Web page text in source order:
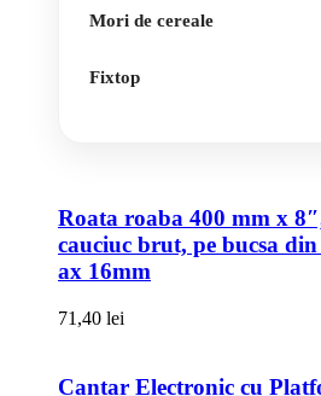
Mori de cereale
Fixtop
Roata roaba 400 mm x
cauciuc brut, pe bucsa
ax 16mm
71,40 lei
Cantar Electronic cu